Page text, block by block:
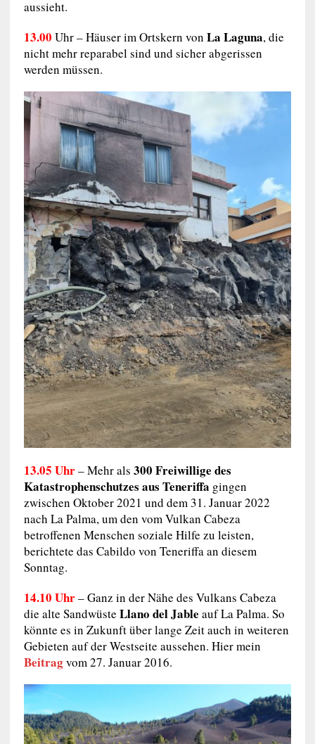
aussieht.
13.00 Uhr – Häuser im Ortskern von La Laguna, die
nicht mehr reparabel sind und sicher abgerissen
werden müssen.
13.05 Uhr– Mehr als 300 Freiwillige des
Katastrophenschutzes aus Teneriffa gingen
zwischen Oktober 2021 und dem 31. Januar 2022
nach La Palma, um den vom Vulkan Cabeza
betroffenen Menschen soziale Hilfe zu leisten,
berichtete das Cabildo von Teneriffa an diesem
Sonntag.
14.10 Uhr– Ganz in der Nähe des Vulkans Cabeza
die alte Sandwüste Llano del Jable auf La Palma. So
könnte es in Zukunft über lange Zeit auch in weiteren
Gebieten auf der Westseite aussehen. Hier mein
Beitragvom 27. Januar 2016.